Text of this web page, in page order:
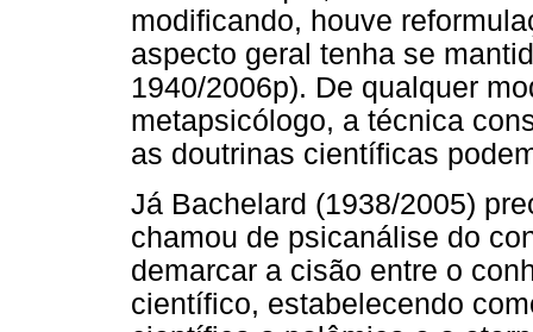
modificando, houve
aspecto geral tenha se
1940/2006p). De qualquer
metapsicólogo, a técnica
as doutrinas científicas
Já Bachelard (1938/2005)
chamou de psicanálise do
demarcar a cisão entre o
científico, estabelecendo